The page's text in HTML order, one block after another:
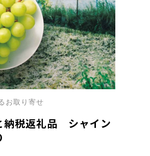
納税返礼品 シャイン
お取り寄せ